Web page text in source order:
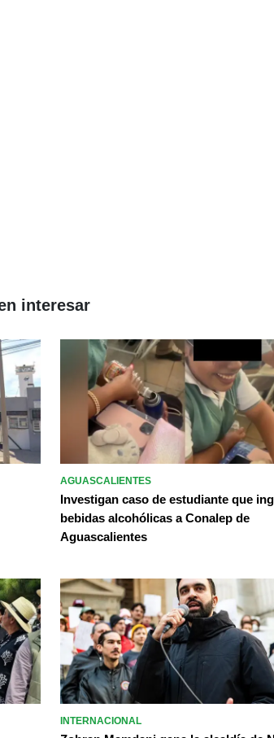
interesar
AGUASCALIENTES
Investigan caso de estudiante que
bebidas alcohólicas a Conalep de
Aguascalientes
INTERNACIONAL